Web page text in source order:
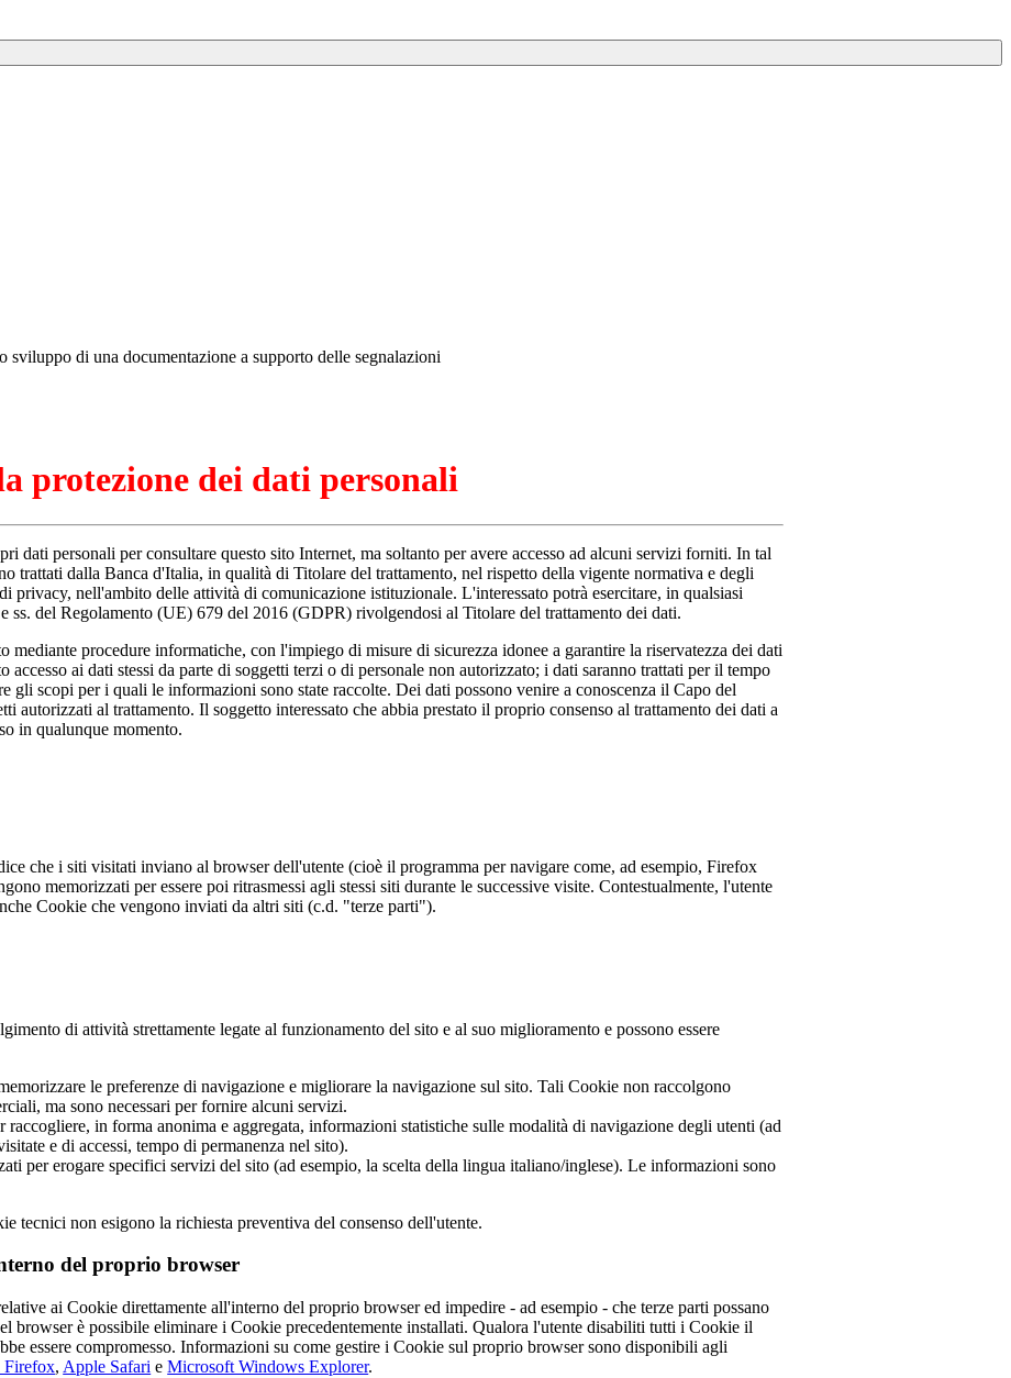
di una documentazione a supporto delle segnalazioni
protezione dei dati personali
dati personali per consultare questo sito Internet, ma soltanto per avere accesso ad alcuni servizi forniti. In tal
trattati dalla Banca d'Italia, in qualità di Titolare del trattamento, nel rispetto della vigente normativa e degli
privacy, nell'ambito delle attività di comunicazione istituzionale. L'interessato potrà esercitare, in qualsiasi
ss. del Regolamento (UE) 679 del 2016 (GDPR) rivolgendosi al Titolare del trattamento dei dati.
mediante procedure informatiche, con l'impiego di misure di sicurezza idonee a garantire la riservatezza dei dati
accesso ai dati stessi da parte di soggetti terzi o di personale non autorizzato; i dati saranno trattati per il tempo
gli scopi per i quali le informazioni sono state raccolte. Dei dati possono venire a conoscenza il Capo del
autorizzati al trattamento. Il soggetto interessato che abbia prestato il proprio consenso al trattamento dei dati a
in qualunque momento.
che i siti visitati inviano al browser dell'utente (cioè il programma per navigare come, ad esempio, Firefox
memorizzati per essere poi ritrasmessi agli stessi siti durante le successive visite. Contestualmente, l'utente
Cookie che vengono inviati da altri siti (c.d. "terze parti").
di attività strettamente legate al funzionamento del sito e al suo miglioramento e possono essere
le preferenze di navigazione e migliorare la navigazione sul sito. Tali Cookie non raccolgono
ma sono necessari per fornire alcuni servizi.
raccogliere, in forma anonima e aggregata, informazioni statistiche sulle modalità di navigazione degli utenti (ad
e di accessi, tempo di permanenza nel sito).
per erogare specifici servizi del sito (ad esempio, la scelta della lingua italiano/inglese). Le informazioni sono
tecnici non esigono la richiesta preventiva del consenso dell'utente.
del proprio browser
ai Cookie direttamente all'interno del proprio browser ed impedire - ad esempio - che terze parti possano
browser è possibile eliminare i Cookie precedentemente installati. Qualora l'utente disabiliti tutti i Cookie il
essere compromesso. Informazioni su come gestire i Cookie sul proprio browser sono disponibili agli
Firefox, Apple Safari eMicrosoft Windows Explorer.